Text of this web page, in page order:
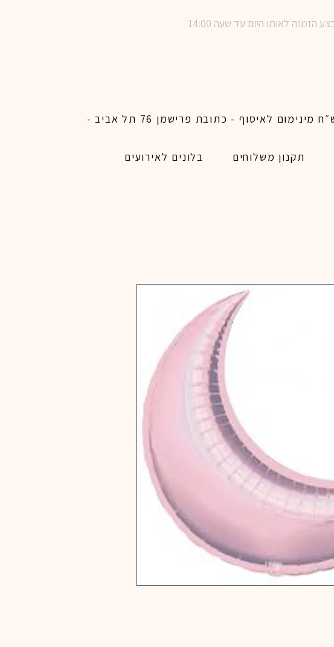
שימו לב ! מינימום הזמנת משלוח באתר לכל האיזורים האפשריים 450 ש״ח ו200 ש״ח מינימום לאיסוף - כתובת פרישמן 76 תל אביב -
תקנון משלוחים בלונים לאירועים